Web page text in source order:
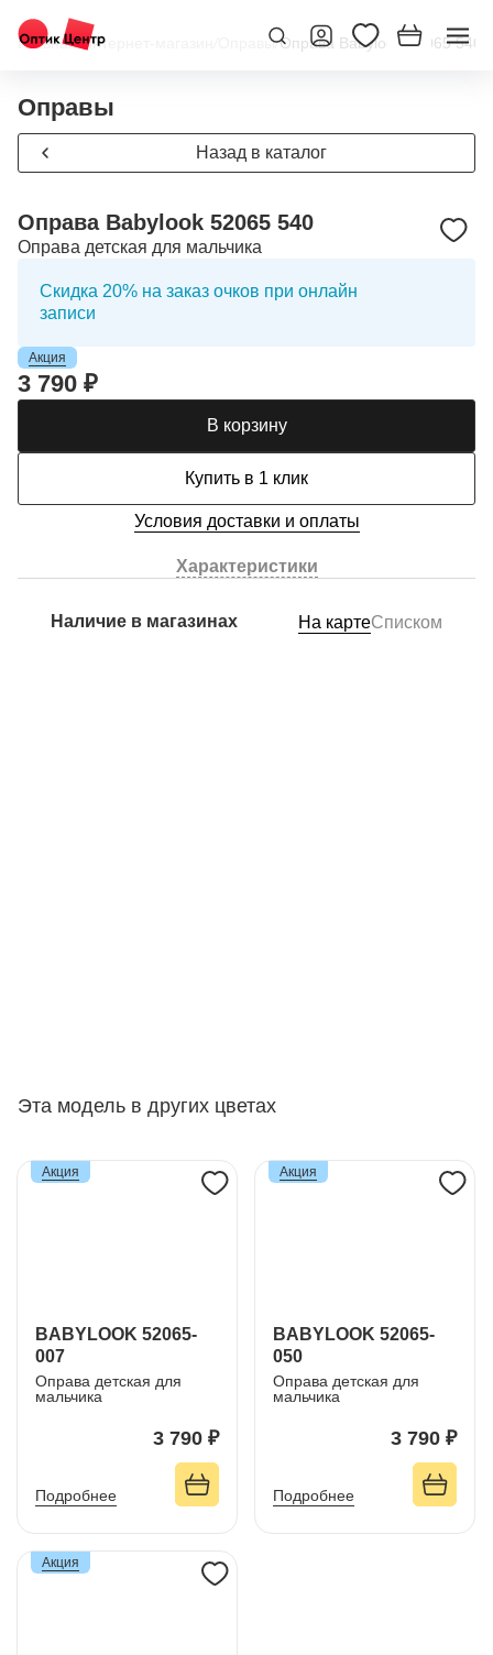
Главная/Интернет-магазин Оправы/Оправа Babylook 52065 540
Оправы
Назад в каталог
Оправа Babylook 52065 540
Оправа детская для мальчика
Скидка 20% на заказ очков при онлайн
записи
Акция
3 790 ₽
В корзину
Купить в 1 клик
Условия доставки и оплаты
Характеристики
Наличие в магазинах На картеСписком
Эта модель в других цветах
BABYLOOK 52065-
007
Оправа детская для
мальчика
3 790 ₽
Подробнее
Акция
BABYLOOK 52065-
050
Оправа детская для
мальчика
3 790 ₽
Подробнее
Акция
Акция